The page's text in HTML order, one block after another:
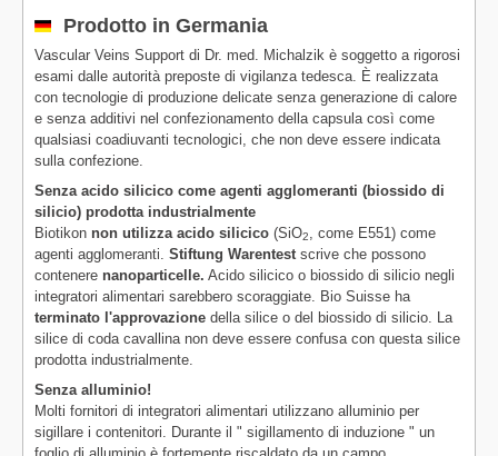
Prodotto in Germania
Vascular Veins Support di Dr. med. Michalzik è soggetto a rigorosi
esami dalle autorità preposte di vigilanza tedesca. È realizzata
con tecnologie di produzione delicate senza generazione di calore
e senza additivi nel confezionamento della capsula così come
qualsiasi coadiuvanti tecnologici, che non deve essere indicata
sulla confezione.
Senza acido silicico come agenti agglomeranti (biossido di
silicio) prodotta industrialmente
Biotikon non utilizza acido silicico (SiO2
, come E551) come
agenti agglomeranti. Stiftung Warentest scrive che possono
contenere nanoparticelle. Acido silicico o biossido di silicio negli
integratori alimentari sarebbero scoraggiate. Bio Suisse ha
terminato l'approvazione della silice o del biossido di silicio. La
silice di coda cavallina non deve essere confusa con questa silice
prodotta industrialmente.
Senza alluminio!
Molti fornitori di integratori alimentari utilizzano alluminio per
sigillare i contenitori. Durante il " sigillamento di induzione " un